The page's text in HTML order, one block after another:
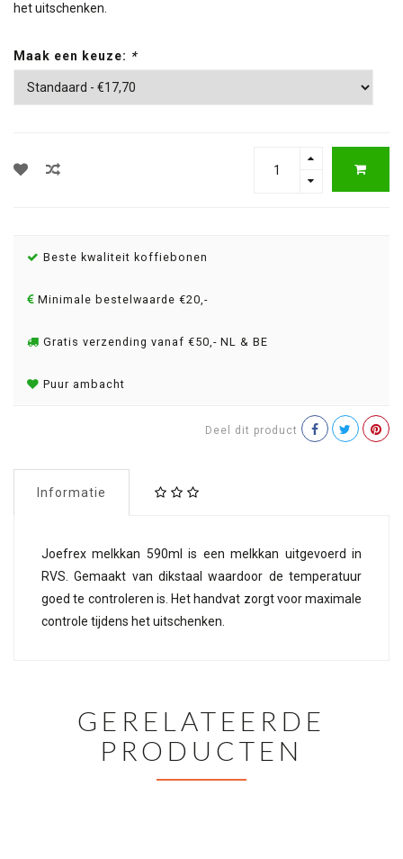
het uitschenken.
Maak een keuze: *
Beste kwaliteit koffiebonen
Minimale bestelwaarde €20,-
Gratis verzending vanaf €50,- NL & BE
Puur ambacht
Deel dit product
Informatie
Joefrex melkkan 590ml is een melkkan uitgevoerd in
RVS. Gemaakt van dikstaal waardoor de temperatuur
goed te controleren is. Het handvat zorgt voor maximale
controle tijdens het uitschenken.
GERELATEERDE
PRODUCTEN